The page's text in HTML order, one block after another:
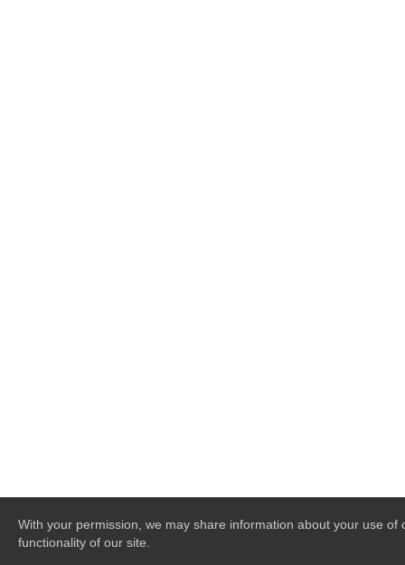
With your permission, we may share information about your use of
functionality of our site.